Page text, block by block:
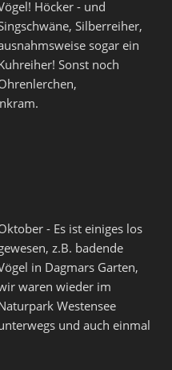
Höcker - und
Silberreiher,
sogar ein
Sonst noch
- Es ist einiges los
z.B. badende
in Dagmars Garten,
waren wieder im
Westensee
und auch einmal